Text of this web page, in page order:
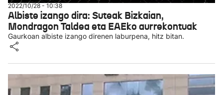
2022/10/28 - 10:38
Albiste izango dira: Suteak Bizkaian,
Mondragon Taldea eta EAEko aurrekontuak
Gaurkoan albiste izango direnen laburpena, hitz bitan.